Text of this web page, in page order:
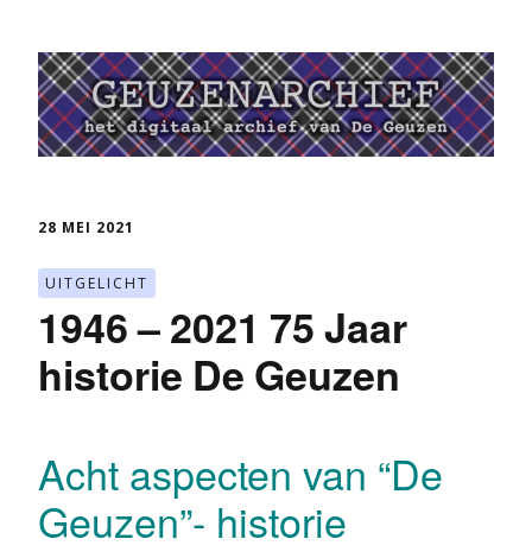
28 MEI 2021
UITGELICHT
1946 – 2021 75 Jaar
historie De Geuzen
Acht aspecten van “De
Geuzen”- historie